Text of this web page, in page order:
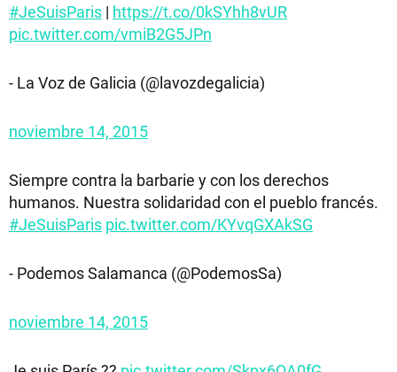
#JeSuisParis | https://t.co/0kSYhh8vUR
pic.twitter.com/vmiB2G5JPn
- La Voz de Galicia (@lavozdegalicia)
noviembre 14, 2015
Siempre contra la barbarie y con los derechos
humanos. Nuestra solidaridad con el pueblo francés.
#JeSuisParis pic.twitter.com/KYvqGXAkSG
- Podemos Salamanca (@PodemosSa)
noviembre 14, 2015